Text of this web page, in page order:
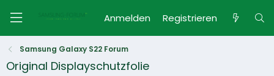
Anmelden Registrieren
Samsung Galaxy S22 Forum
Original Displayschutzfolie